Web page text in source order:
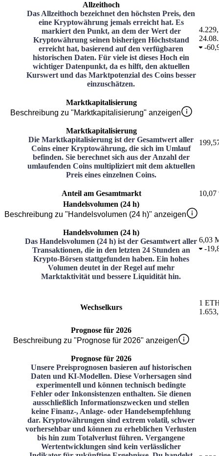
Allzeithoch
Das Allzeithoch bezeichnet den höchsten Preis, den
eine Kryptowährung jemals erreicht hat. Es
markiert den Punkt, an dem der Wert der
Kryptowährung seinen bisherigen Höchststand
erreicht hat, basierend auf den verfügbaren
historischen Daten. Für viele ist dieses Hoch ein
wichtiger Datenpunkt, da es hilft, den aktuellen
Kurswert und das Marktpotenzial des Coins besser
einzuschätzen.
-
Marktkapitalisierung
Beschreibung zu "Marktkapitalisierung" anzeigen
Marktkapitalisierung
Die Marktkapitalisierung ist der Gesamtwert aller
Coins einer Kryptowährung, die sich im Umlauf
befinden. Sie berechnet sich aus der Anzahl der
umlaufenden Coins multipliziert mit dem aktuellen
Preis eines einzelnen Coins.
Anteil am Gesamtmarkt
10,07
Handelsvolumen (24 h)
Beschreibung zu "Handelsvolumen (24 h)" anzeigen
Handelsvolumen (24 h)
Das Handelsvolumen (24 h) ist der Gesamtwert aller
Transaktionen, die in den letzten 24 Stunden an
Krypto-Börsen stattgefunden haben. Ein hohes
Volumen deutet in der Regel auf mehr
Marktaktivität und bessere Liquidität hin.
6,03
-
Wechselkurs
1
Prognose für 2026
Beschreibung zu "Prognose für 2026" anzeigen
Prognose für 2026
Unsere Preisprognosen basieren auf historischen
Daten und KI-Modellen. Diese Vorhersagen sind
experimentell und können technisch bedingte
Fehler oder Inkonsistenzen enthalten. Sie dienen
ausschließlich Informationszwecken und stellen
keine Finanz-, Anlage- oder Handelsempfehlung
dar. Kryptowährungen sind extrem volatil, schwer
vorhersehbar und können zu erheblichen Verlusten
bis hin zum Totalverlust führen. Vergangene
Wertentwicklungen sind kein verlässlicher